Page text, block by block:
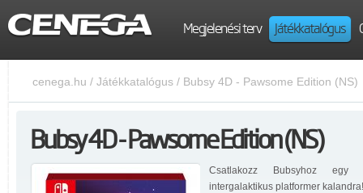
Megjelenési terv Játékkatalógus
cenega.hu / Játékkatalógus/ Bubsy 4D - Pawsome Edition (NS)
Bubsy 4D - Pawsome Edition (NS)
Csatlakozz Bubsyhoz egy
intergalaktikus platformer kalandra!